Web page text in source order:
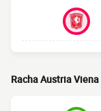
Racha Austria Viena